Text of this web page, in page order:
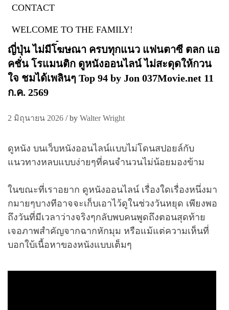
CONTACT
WELCOME TO THE FAMILY!
037movie ดูบอลโลกฟรี ที่รอมานานกว่า 4ปี หนัง
ญี่ปุ่น ไม่มีโฆษณา ครบทุกแนว แฟนตาซี ตลก แอ
คชั่น โรแมนติก ดูหนังออนไลน์ ไม่สะดุดให้กวน
ใจ ชมได้เพลินๆ Top 94 by Jon 037Movie.net 11
ก.ค. 2569
2 มิถุนายน 2026 / by Walter Wright
ดูหนัง บนเว็บหนังออนไลน์แบบไม่โดนสปอยล์กับ
แนวทางหลบแบบง่ายๆที่คนจำนวนไม่น้อยมองข้าม
ในขณะที่เราอยาก ดูหนังออนไลน์ เรื่องใดเรื่องหนึ่งมา
กมายๆบางทีอาจจะเก็บเอาไว้ดูในช่วงวันหยุด เพียงพอ
ถึงวันที่มีเวลาว่างจริงๆกลับพบคนพูดถึงตอนสุดท้าย
เจอภาพสำคัญจากฉากหักมุม หรือแม้แต่ความเห็นที่
บอกใบ้เนื้อหาของหนังแบบเต็มๆ